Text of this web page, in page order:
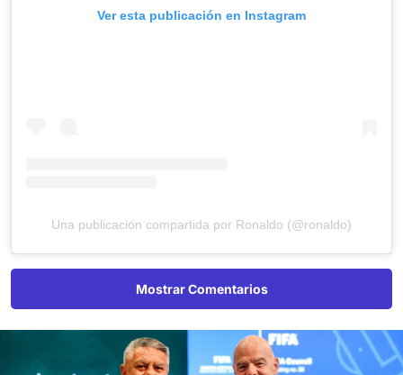
Ver esta publicación en Instagram
Una publicación compartida por Ronaldo (@ronaldo)
Mostrar Comentarios